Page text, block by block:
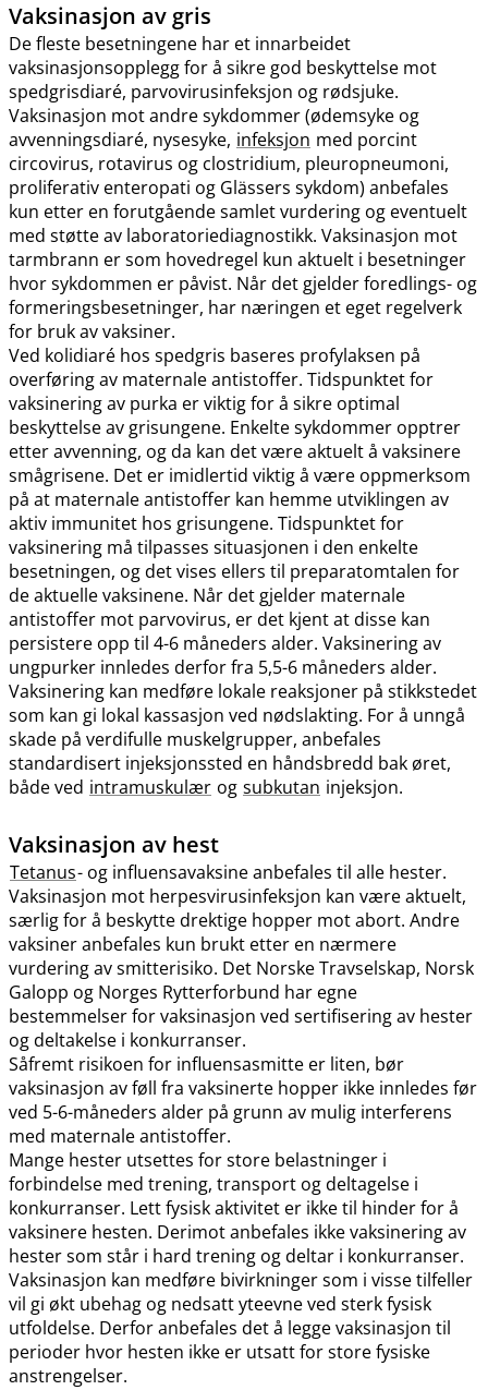
Vaksinasjon av gris
De fleste besetningene har et innarbeidet
vaksinasjonsopplegg for å sikre god beskyttelse mot
spedgrisdiaré, parvovirusinfeksjon og rødsjuke.
Vaksinasjon mot andre sykdommer (ødemsyke og
avvenningsdiaré, nysesyke, infeksjon med porcint
circovirus, rotavirus og clostridium, pleuropneumoni,
proliferativ enteropati og Glässers sykdom) anbefales
kun etter en forutgående samlet vurdering og eventuelt
med støtte av laboratoriediagnostikk. Vaksinasjon mot
tarmbrann er som hovedregel kun aktuelt i besetninger
hvor sykdommen er påvist. Når det gjelder foredlings- og
formeringsbesetninger, har næringen et eget regelverk
for bruk av vaksiner.
Ved kolidiaré hos spedgris baseres profylaksen på
overføring av maternale antistoffer. Tidspunktet for
vaksinering av purka er viktig for å sikre optimal
beskyttelse av grisungene. Enkelte sykdommer opptrer
etter avvenning, og da kan det være aktuelt å vaksinere
smågrisene. Det er imidlertid viktig å være oppmerksom
på at maternale antistoffer kan hemme utviklingen av
aktiv immunitet hos grisungene. Tidspunktet for
vaksinering må tilpasses situasjonen i den enkelte
besetningen, og det vises ellers til preparatomtalen for
de aktuelle vaksinene. Når det gjelder maternale
antistoffer mot parvovirus, er det kjent at disse kan
persistere opp til 4-6 måneders alder. Vaksinering av
ungpurker innledes derfor fra 5,5-6 måneders alder.
Vaksinering kan medføre lokale reaksjoner på stikkstedet
som kan gi lokal kassasjon ved nødslakting. For å unngå
skade på verdifulle muskelgrupper, anbefales
standardisert injeksjonssted en håndsbredd bak øret,
både ved intramuskulær og subkutan injeksjon.
Vaksinasjon av hest
Tetanus- og influensavaksine anbefales til alle hester.
Vaksinasjon mot herpesvirusinfeksjon kan være aktuelt,
særlig for å beskytte drektige hopper mot abort. Andre
vaksiner anbefales kun brukt etter en nærmere
vurdering av smitterisiko. Det Norske Travselskap, Norsk
Galopp og Norges Rytterforbund har egne
bestemmelser for vaksinasjon ved sertifisering av hester
og deltakelse i konkurranser.
Såfremt risikoen for influensasmitte er liten, bør
vaksinasjon av føll fra vaksinerte hopper ikke innledes før
ved 5-6-måneders alder på grunn av mulig interferens
med maternale antistoffer.
Mange hester utsettes for store belastninger i
forbindelse med trening, transport og deltagelse i
konkurranser. Lett fysisk aktivitet er ikke til hinder for å
vaksinere hesten. Derimot anbefales ikke vaksinering av
hester som står i hard trening og deltar i konkurranser.
Vaksinasjon kan medføre bivirkninger som i visse tilfeller
vil gi økt ubehag og nedsatt yteevne ved sterk fysisk
utfoldelse. Derfor anbefales det å legge vaksinasjon til
perioder hvor hesten ikke er utsatt for store fysiske
anstrengelser.